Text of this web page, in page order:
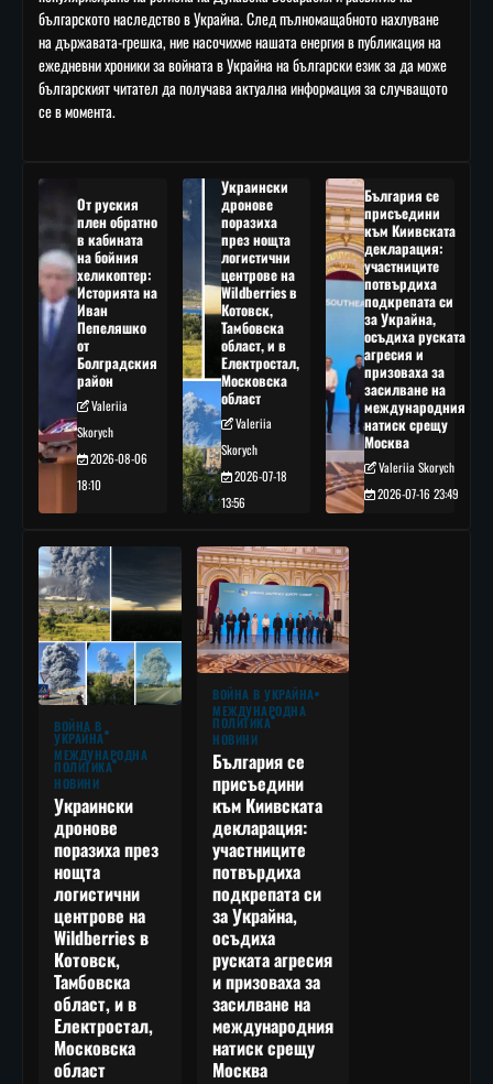
българското наследство в Украйна. След пълномащабното нахлуване
на държавата-грешка, ние насочихме нашата енергия в публикация на
ежедневни хроники за войната в Украйна на български език за да може
българският читател да получава актуална информация за случващото
се в момента.
От руския
плен обратно
в кабината
на бойния
хеликоптер:
Историята на
Иван
Пепеляшко
от
Болградския
район
Valeriia
Skorych
2026-08-06
18:10
Украински
дронове
поразиха
през нощта
логистични
центрове на
Wildberries в
Котовск,
Тамбовска
област, и в
Електростал,
Московска
област
Valeriia
Skorych
2026-07-18
13:56
България се
присъедини
към Киивската
декларация:
участниците
потвърдиха
подкрепата си
за Украйна,
осъдиха руската
агресия и
призоваха за
засилване на
международния
натиск срещу
Москва
Valeriia Skorych
2026-07-16 23:49
ВОЙНА В
УКРАЙНА
МЕЖДУНАРОДНА
ПОЛИТИКА
НОВИНИ
Украински
дронове
поразиха през
нощта
логистични
центрове на
Wildberries в
Котовск,
Тамбовска
област, и в
Електростал,
Московска
област
ВОЙНА В УКРАЙНА
МЕЖДУНАРОДНА
ПОЛИТИКА
НОВИНИ
България се
присъедини
към Киивската
декларация:
участниците
потвърдиха
подкрепата си
за Украйна,
осъдиха
руската агресия
и призоваха за
засилване на
международния
натиск срещу
Москва